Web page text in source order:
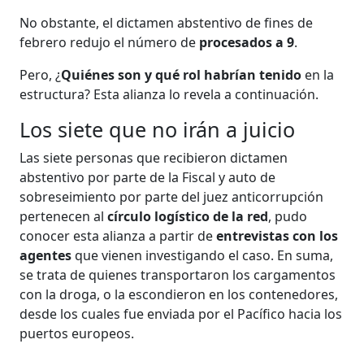
No obstante, el dictamen abstentivo de fines de
febrero redujo el número de procesados a 9.
Pero, ¿Quiénes son y qué rol habrían tenido en la
estructura? Esta alianza lo revela a continuación.
Los siete que no irán a juicio
Las siete personas que recibieron dictamen
abstentivo por parte de la Fiscal y auto de
sobreseimiento por parte del juez anticorrupción
pertenecen alcírculo logístico de la red, pudo
conocer esta alianza a partir deentrevistas con los
agentesque vienen investigando el caso. En suma,
se trata de quienes transportaron los cargamentos
con la droga, o la escondieron en los contenedores,
desde los cuales fue enviada por el Pacífico hacia los
puertos europeos.